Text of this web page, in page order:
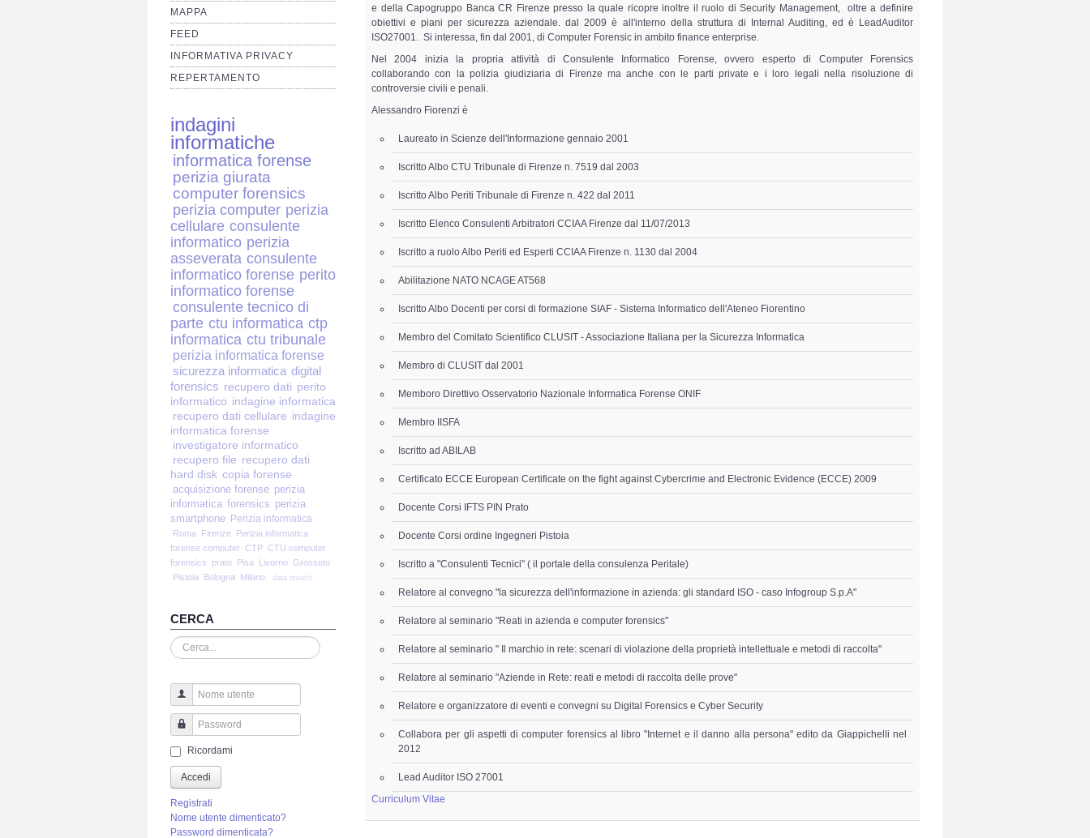
MAPPA
FEED
INFORMATIVA PRIVACY
REPERTAMENTO
indagini
informatiche
informatica forense
perizia giurata
computer forensics
perizia computer perizia
cellulare consulente
informatico perizia
asseverata consulente
informatico forense perito
informatico forense
consulente tecnico di
parte ctu informatica ctp
informatica ctu tribunale
perizia informatica forense
sicurezza informatica digital
forensics recupero dati perito
informatico indagine informatica
recupero dati cellulare indagine
informatica forense
investigatore informatico
recupero file recupero dati
hard disk copia forense
acquisizione forense perizia
informatica forensics perizia
smartphone Perizia informatica
Roma Firenze Perizia informatica
forense computer CTP CTU computer
forensics
prato Pisa Livorno Grosseto
Pistoia
Bologna Milano. data breach
CERCA
Cerca...
Nome utente
Password
Ricordami
Accedi
Registrati
Nome utente dimenticato?
Password dimenticata?
e della Capogruppo Banca CR Firenze presso la quale ricopre inoltre il ruolo di Security Management, oltre a definire
obiettivi e piani per sicurezza aziendale. dal 2009 è all'interno della struttura di Internal Auditing, ed è LeadAuditor
ISO27001. Si interessa, fin dal 2001, di Computer Forensic in ambito finance enterprise.
Nel 2004 inizia la propria attività di Consulente Informatico Forense, ovvero esperto di Computer Forensics
collaborando con la polizia giudiziaria di Firenze ma anche con le parti private e i loro legali nella risoluzione di
controversie civili e penali.
Alessandro Fiorenzi è
Laureato in Scienze dell'Informazione gennaio 2001
Iscritto Albo CTU Tribunale di Firenze n. 7519 dal 2003
Iscritto Albo Periti Tribunale di Firenze n. 422 dal 2011
Iscritto Elenco Consulenti Arbitratori CCIAA Firenze dal 11/07/2013
Iscritto a ruolo Albo Periti ed Esperti CCIAA Firenze n. 1130 dal 2004
Abilitazione NATO NCAGE AT568
Iscritto Albo Docenti per corsi di formazione SIAF - Sistema Informatico dell'Ateneo Fiorentino
Membro del Comitato Scientifico CLUSIT - Associazione Italiana per la Sicurezza Informatica
Membro di CLUSIT dal 2001
Memboro Direttivo Osservatorio Nazionale Informatica Forense ONIF
Membro IISFA
Iscritto ad ABILAB
Certificato ECCE European Certificate on the fight against Cybercrime and Electronic Evidence (ECCE) 2009
Docente Corsi IFTS PIN Prato
Docente Corsi ordine Ingegneri Pistoia
Iscritto a "Consulenti Tecnici" ( il portale della consulenza Peritale)
Relatore al convegno "la sicurezza dell'informazione in azienda: gli standard ISO - caso Infogroup S.p.A"
Relatore al seminario "Reati in azienda e computer forensics"
Relatore al seminario " Il marchio in rete: scenari di violazione della proprietà intellettuale e metodi di raccolta"
Relatore al seminario "Aziende in Rete: reati e metodi di raccolta delle prove"
Relatore e organizzatore di eventi e convegni su Digital Forensics e Cyber Security
Collabora per gli aspetti di computer forensics al libro "Internet e il danno alla persona" edito da Giappichelli nel
2012
Lead Auditor ISO 27001
Curriculum Vitae